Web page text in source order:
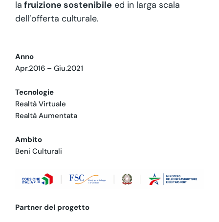
la fruizione sostenibile ed in larga scala
dell’offerta culturale.
Anno
Apr.2016 – Giu.2021
Tecnologie
Realtà Virtuale
Realtà Aumentata
Ambito
Beni Culturali
Partner del progetto